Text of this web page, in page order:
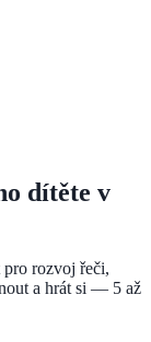
dítěte v
rozvoj řeči,
a hrát si — 5 až